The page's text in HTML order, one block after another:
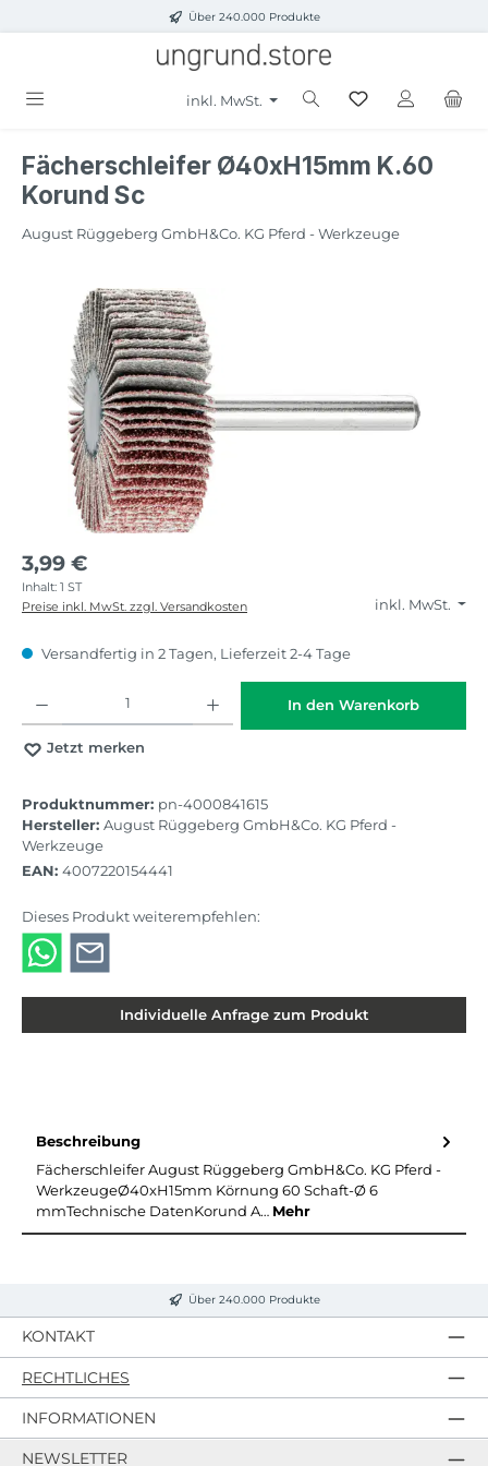
Zum Hauptinhalt springenÜber 240.000 Produkte
inkl. MwSt.
Fächerschleifer Ø40xH15mm K.60
Korund Sc
August Rüggeberg GmbH&Co. KG Pferd - Werkzeuge
Bildergalerie überspringen
3,99 €
Inhalt: 1 ST
inkl. MwSt.
Preise inkl. MwSt. zzgl. Versandkosten
Versandfertig in 2 Tagen, Lieferzeit 2-4 Tage
In den Warenkorb
Jetzt merken
Produktnummer: pn-4000841615
Hersteller: August Rüggeberg GmbH&Co. KG Pferd -
Werkzeuge
EAN: 4007220154441
Dieses Produkt weiterempfehlen:
Individuelle Anfrage zum Produkt
Beschreibung
Fächerschleifer August Rüggeberg GmbH&Co. KG Pferd -
WerkzeugeØ40xH15mm Körnung 60 Schaft-Ø 6
mmTechnische DatenKorund A… Mehr
Über 240.000 Produkte
KONTAKT
RECHTLICHES
INFORMATIONEN
NEWSLETTER